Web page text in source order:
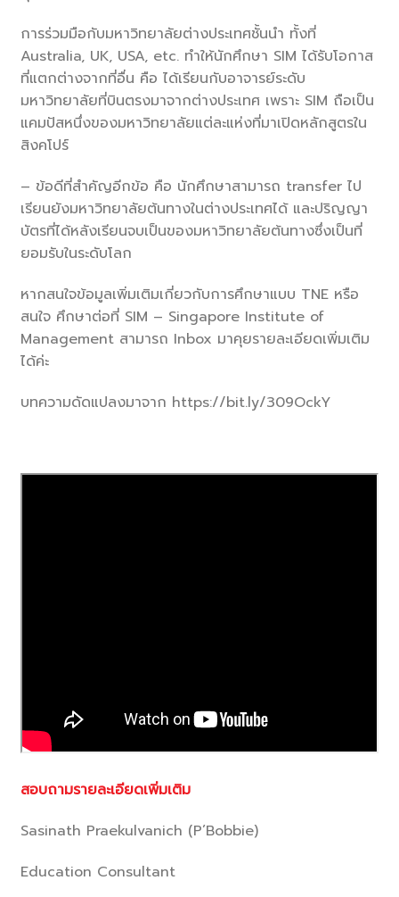
การร่วมมือกับมหาวิทยาลัยต่างประเทศชั้นนำ ทั้งที่
Australia, UK, USA, etc. ทำให้นักศึกษา SIM ได้รับโอกาส
ที่แตกต่างจากที่อื่น คือ ได้เรียนกับอาจารย์ระดับ
มหาวิทยาลัยที่บินตรงมาจากต่างประเทศ เพราะ SIM ถือเป็น
แคมปัสหนึ่งของมหาวิทยาลัยแต่ละแห่งที่มาเปิดหลักสูตรใน
สิงคโปร์
– ข้อดีที่สำคัญอีกข้อ คือ นักศึกษาสามารถ transfer ไป
เรียนยังมหาวิทยาลัยต้นทางในต่างประเทศได้ และปริญญา
บัตรที่ได้หลังเรียนจบเป็นของมหาวิทยาลัยต้นทางซึ่งเป็นที่
ยอมรับในระดับโลก
หากสนใจข้อมูลเพิ่มเติมเกี่ยวกับการศึกษาแบบ TNE หรือ
สนใจ ศึกษาต่อที่ SIM – Singapore Institute of
Management สามารถ Inbox มาคุยรายละเอียดเพิ่มเติม
ได้ค่ะ
บทความดัดแปลงมาจาก https://bit.ly/309OckY
สอบถามรายละเอียดเพิ่มเติม
Sasinath Praekulvanich (P’Bobbie)
Education Consultant